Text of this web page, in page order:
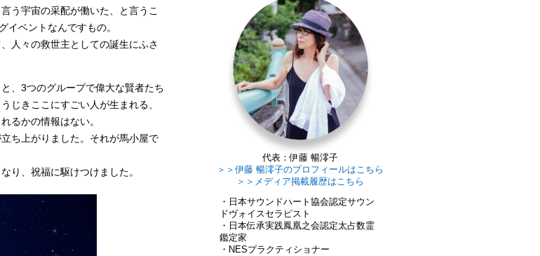
う宇宙の采配が働いた、と言うこ
イベントなんですもの。
人々の救世主としての誕生にふさ
、3つのグループで偉大な賢者たち
じきここにすごい人が生まれる、
るかの情報はない。
ち上がりました。それが馬小屋で
り、祝福に駆けつけました。
代表：伊藤 暢澪子
＞＞伊藤 暢澪子のプロフィールはこちら
＞＞メディア掲載履歴はこちら
・日本サウンドハート協会認定サウン
ドヴォイスセラピスト
・日本伝承実践鳳凰之会認定太占数霊
鑑定家
・NESプラクティショナー